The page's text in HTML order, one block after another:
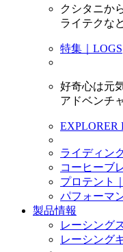
クシタニか
ライテクな
特集｜LOGS
好奇心は元
アドベンチ
ライディン
コーヒーブ
プロテント
パフォーマ
製品情報
レーシング
レーシング